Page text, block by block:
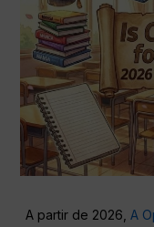
A partir de 2026,A